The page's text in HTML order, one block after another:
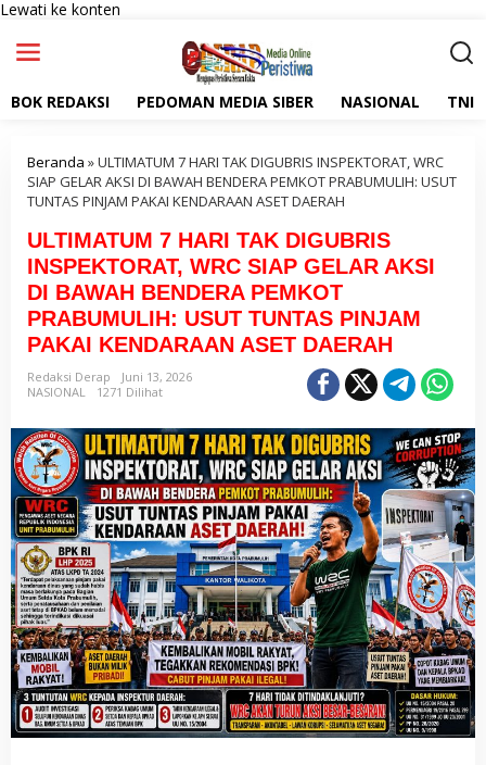
Lewati ke konten
BOK REDAKSI PEDOMAN MEDIA SIBER NASIONAL TNI
Beranda »ULTIMATUM 7 HARI TAK DIGUBRIS INSPEKTORAT, WRC
SIAP GELAR AKSI DI BAWAH BENDERA PEMKOT PRABUMULIH: USUT
TUNTAS PINJAM PAKAI KENDARAAN ASET DAERAH
ULTIMATUM 7 HARI TAK DIGUBRIS
INSPEKTORAT, WRC SIAP GELAR AKSI
DI BAWAH BENDERA PEMKOT
PRABUMULIH: USUT TUNTAS PINJAM
PAKAI KENDARAAN ASET DAERAH
Redaksi Derap
Juni 13, 2026
NASIONAL
1271 Dilihat